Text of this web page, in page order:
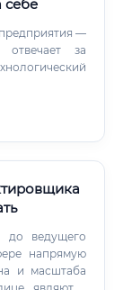
себе
—
за
до ведущего
напрямую
и масштаба